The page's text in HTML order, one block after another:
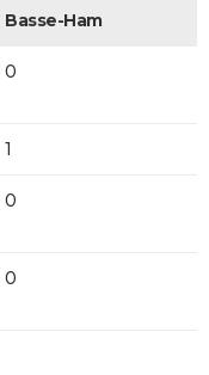
Basse-Ham
0
1
0
0